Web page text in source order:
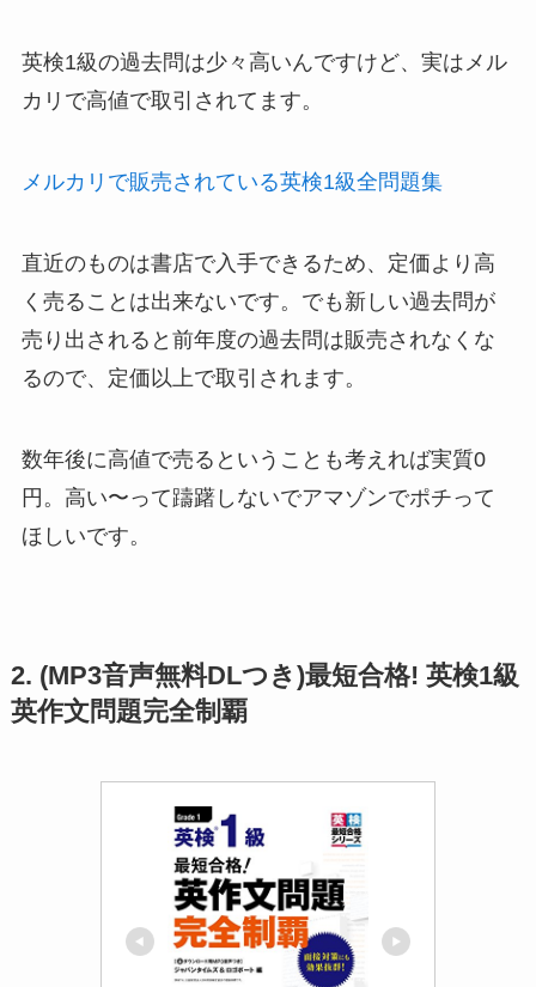
英検1級の過去問は少々高いんですけど、実はメル
カリで高値で取引されてます。
メルカリで販売されている英検1級全問題集
直近のものは書店で入手できるため、定価より高
く売ることは出来ないです。でも新しい過去問が
売り出されると前年度の過去問は販売されなくな
るので、定価以上で取引されます。
数年後に高値で売るということも考えれば実質0
円。高い〜って躊躇しないでアマゾンでポチって
ほしいです。
2. (MP3音声無料DLつき)最短合格! 英検1級
英作文問題完全制覇